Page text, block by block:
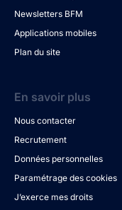
Newsletters BFM
Applications mobiles
Plan du site
En savoir plus
Nous contacter
Recrutement
Données personnelles
Paramétrage des cookies
J’exerce mes droits